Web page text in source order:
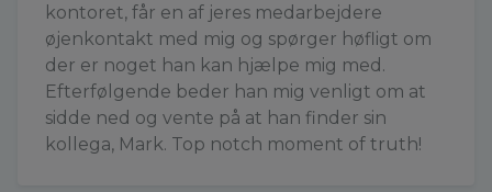
kontoret, får en af jeres medarbejdere
øjenkontakt med mig og spørger høfligt om
der er noget han kan hjælpe mig med.
Efterfølgende beder han mig venligt om at
sidde ned og vente på at han finder sin
kollega, Mark. Top notch moment of truth!